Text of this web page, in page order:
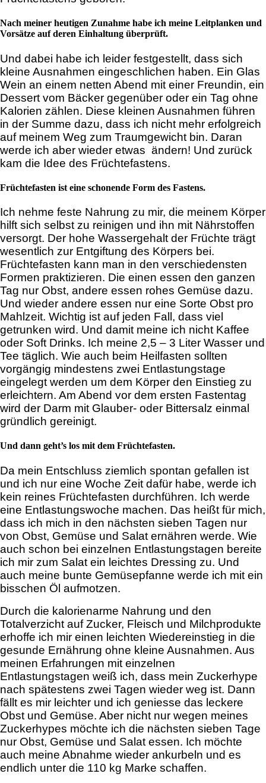
Nach meiner heutigen Zunahme habe ich meine Leitplanken und
Vorsätze auf deren Einhaltung überprüft.
Und dabei habe ich leider festgestellt, dass sich
kleine Ausnahmen eingeschlichen haben. Ein Glas
Wein an einem netten Abend mit einer Freundin, ein
Dessert vom Bäcker gegenüber oder ein Tag ohne
Kalorien zählen. Diese kleinen Ausnahmen führen
in der Summe dazu, dass ich nicht mehr erfolgreich
auf meinem Weg zum Traumgewicht bin. Daran
werde ich aber wieder etwas ändern! Und zurück
kam die Idee des Früchtefastens.
Früchtefasten ist eine schonende Form des Fastens.
Ich nehme feste Nahrung zu mir, die meinem Körper
hilft sich selbst zu reinigen und ihn mit Nährstoffen
versorgt. Der hohe Wassergehalt der Früchte trägt
wesentlich zur Entgiftung des Körpers bei.
Früchtefasten kann man in den verschiedensten
Formen praktizieren. Die einen essen den ganzen
Tag nur Obst, andere essen rohes Gemüse dazu.
Und wieder andere essen nur eine Sorte Obst pro
Mahlzeit. Wichtig ist auf jeden Fall, dass viel
getrunken wird. Und damit meine ich nicht Kaffee
oder Soft Drinks. Ich meine 2,5 – 3 Liter Wasser und
Tee täglich. Wie auch beim Heilfasten sollten
vorgängig mindestens zwei Entlastungstage
eingelegt werden um dem Körper den Einstieg zu
erleichtern. Am Abend vor dem ersten Fastentag
wird der Darm mit Glauber- oder Bittersalz einmal
gründlich gereinigt.
Und dann geht’s los mit dem Früchtefasten.
Da mein Entschluss ziemlich spontan gefallen ist
und ich nur eine Woche Zeit dafür habe, werde ich
kein reines Früchtefasten durchführen. Ich werde
eine Entlastungswoche machen. Das heißt für mich,
dass ich mich in den nächsten sieben Tagen nur
von Obst, Gemüse und Salat ernähren werde. Wie
auch schon bei einzelnen Entlastungstagen bereite
ich mir zum Salat ein leichtes Dressing zu. Und
auch meine bunte Gemüsepfanne werde ich mit ein
bisschen Öl aufmotzen.
Durch die kalorienarme Nahrung und den
Totalverzicht auf Zucker, Fleisch und Milchprodukte
erhoffe ich mir einen leichten Wiedereinstieg in die
gesunde Ernährung ohne kleine Ausnahmen. Aus
meinen Erfahrungen mit einzelnen
Entlastungstagen weiß ich, dass mein Zuckerhype
nach spätestens zwei Tagen wieder weg ist. Dann
fällt es mir leichter und ich geniesse das leckere
Obst und Gemüse. Aber nicht nur wegen meines
Zuckerhypes möchte ich die nächsten sieben Tage
nur Obst, Gemüse und Salat essen. Ich möchte
auch meine Abnahme wieder ankurbeln und es
endlich unter die 110 kg Marke schaffen.